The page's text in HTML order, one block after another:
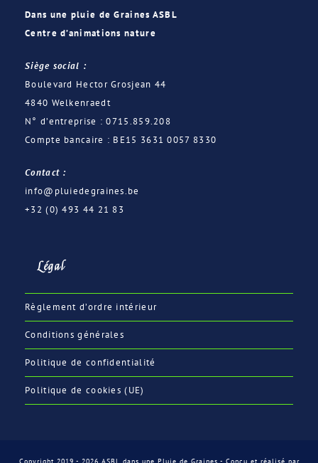
Dans une pluie de Graines ASBL
Centre d’animations nature
Siège social :
Boulevard Hector Grosjean 44
4840 Welkenraedt
N° d’entreprise : 0715.859.208
Compte bancaire : BE15 3631 0057 8330
Contact :
info@pluiedegraines.be
+32 (0) 493 44 21 83
Légal
Règlement d’ordre intérieur
Conditions générales
Politique de confidentialité
Politique de cookies (UE)